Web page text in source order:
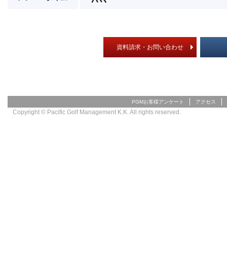
資料請求・お問い合わせ
PGMお客様アンケート アクセス
Copyright © Pacific Golf Management K.K. All rights reserved.